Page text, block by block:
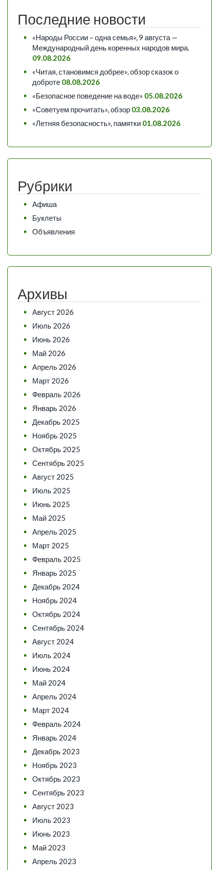
Последние новости
«Народы России – одна семья», 9 августа —
Международный день коренных народов мира.
09.08.2026
«Читая, становимся добрее», обзор сказок о
доброте 08.08.2026
«Безопасное поведение на воде» 05.08.2026
«Советуем прочитать», обзор 03.08.2026
«Летняя безопасность», памятки 01.08.2026
Рубрики
Афиша
Буклеты
Объявления
Архивы
Август 2026
Июль 2026
Июнь 2026
Май 2026
Апрель 2026
Март 2026
Февраль 2026
Январь 2026
Декабрь 2025
Ноябрь 2025
Октябрь 2025
Сентябрь 2025
Август 2025
Июль 2025
Июнь 2025
Май 2025
Апрель 2025
Март 2025
Февраль 2025
Январь 2025
Декабрь 2024
Ноябрь 2024
Октябрь 2024
Сентябрь 2024
Август 2024
Июль 2024
Июнь 2024
Май 2024
Апрель 2024
Март 2024
Февраль 2024
Январь 2024
Декабрь 2023
Ноябрь 2023
Октябрь 2023
Сентябрь 2023
Август 2023
Июль 2023
Июнь 2023
Май 2023
Апрель 2023